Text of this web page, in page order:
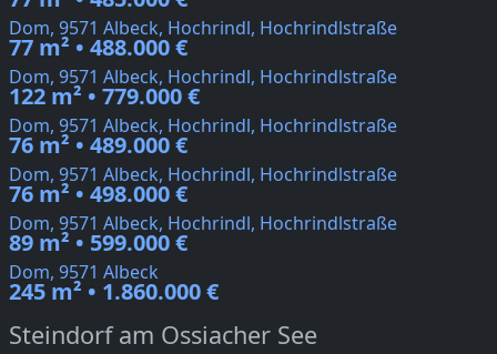
Dom, 9571 Albeck, Hochrindl, Hochrindlstraße
77 m² • 488.000 €
Dom, 9571 Albeck, Hochrindl, Hochrindlstraße
122 m² • 779.000 €
Dom, 9571 Albeck, Hochrindl, Hochrindlstraße
76 m² • 489.000 €
Dom, 9571 Albeck, Hochrindl, Hochrindlstraße
76 m² • 498.000 €
Dom, 9571 Albeck, Hochrindl, Hochrindlstraße
89 m² • 599.000 €
Dom, 9571 Albeck
245 m² • 1.860.000 €
Steindorf am Ossiacher See